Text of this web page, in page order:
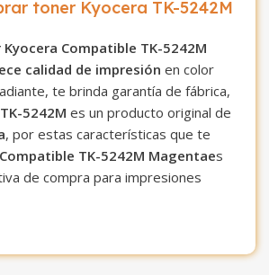
toner Kyocera TK-5242M
Kyocera Compatible TK-5242M
calidad de impresión en color
te brinda garantía de fábrica,
5242M es un producto original de
, por estas características que te
TK-5242M Magentaes
de compra para impresiones